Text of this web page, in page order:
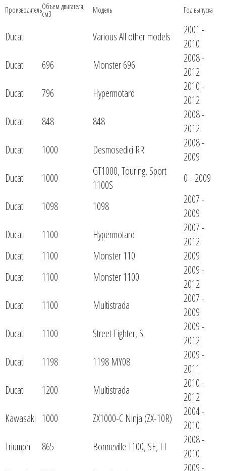
ПроизводительОбъем двигателя,
см3 Модель Год выпуска
Ducati Various All other models
2001 -
2010
Ducati
696 Monster 696
2008 -
2012
Ducati
796 Hypermotard
2010 -
2012
Ducati
848 848
2008 -
2012
Ducati
1000 Desmosedici RR
2008 -
2009
Ducati
1000
GT1000, Touring, Sport
1100S
0 - 2009
Ducati 1098 1098
2007 -
2009
Ducati
1100 Hypermotard
2007 -
2012
Ducati
1100 Monster 110
2009
Ducati
1100 Monster 1100
2009 -
2012
Ducati
1100 Multistrada
2007 -
2009
Ducati
1100 Street Fighter, S
2009 -
2012
Ducati
1198 1198 MY08
2009 -
2011
Ducati
1200 Multistrada
2010 -
2012
Kawasaki 1000 ZX1000-C Ninja (ZX-10R)
2004 -
2010
Triumph
865 Bonneville T100, SE, FI
2008 -
2010
2009 -